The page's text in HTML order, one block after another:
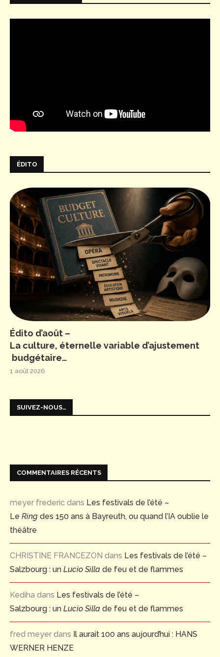
ÉDITO
Édito d’août –
La culture, éternelle variable d’ajustement
budgétaire…
1 août 2026
SUIVEZ-NOUS…
COMMENTAIRES RÉCENTS
meyer frederic dans Les festivals de l’été –
Le Ring des 150 ans à Bayreuth, ou quand l’IA oublie le
théâtre
CHRISTINE FRANCEZON dans Les festivals de l’été –
Salzbourg : un Lucio Silla de feu et de flammes
Kediha dans Les festivals de l’été –
Salzbourg : un Lucio Silla de feu et de flammes
fred meyer dans Il aurait 100 ans aujourd’hui : HANS
WERNER HENZE